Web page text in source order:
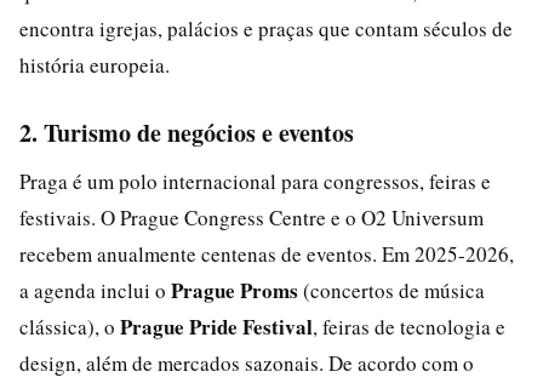
encontra igrejas, palácios e praças que contam séculos de
história europeia.
2. Turismo de negócios e eventos
Praga é um polo internacional para congressos, feiras e
festivais. O Prague Congress Centre e o O2 Universum
recebem anualmente centenas de eventos. Em 2025-2026,
a agenda inclui o Prague Proms (concertos de música
clássica), o Prague Pride Festival, feiras de tecnologia e
design, além de mercados sazonais. De acordo com o